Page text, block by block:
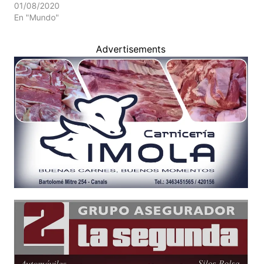
01/08/2020
En "Mundo"
Advertisements